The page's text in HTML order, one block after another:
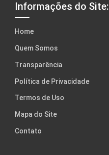
Informações do Site:
Home
Quem Somos
Transparência
Política de Privacidade
Termos de Uso
Mapa do Site
Contato